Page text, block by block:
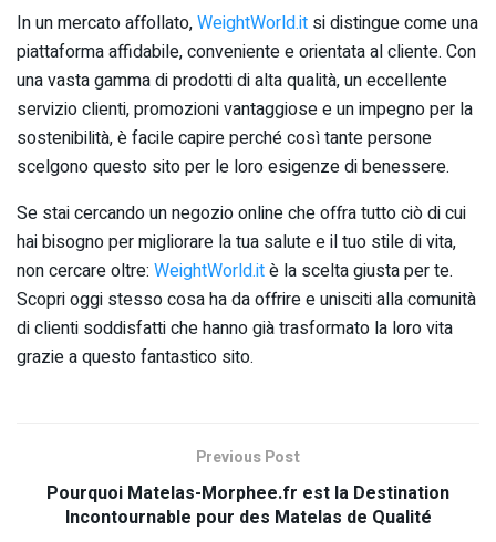
In un mercato affollato,WeightWorld.it si distingue come una
piattaforma affidabile, conveniente e orientata al cliente. Con
una vasta gamma di prodotti di alta qualità, un eccellente
servizio clienti, promozioni vantaggiose e un impegno per la
sostenibilità, è facile capire perché così tante persone
scelgono questo sito per le loro esigenze di benessere.
Se stai cercando un negozio online che offra tutto ciò di cui
hai bisogno per migliorare la tua salute e il tuo stile di vita,
non cercare oltre: WeightWorld.itè la scelta giusta per te.
Scopri oggi stesso cosa ha da offrire e unisciti alla comunità
di clienti soddisfatti che hanno già trasformato la loro vita
grazie a questo fantastico sito.
Previous Post
Pourquoi Matelas-Morphee.fr est la Destination
Incontournable pour des Matelas de Qualité